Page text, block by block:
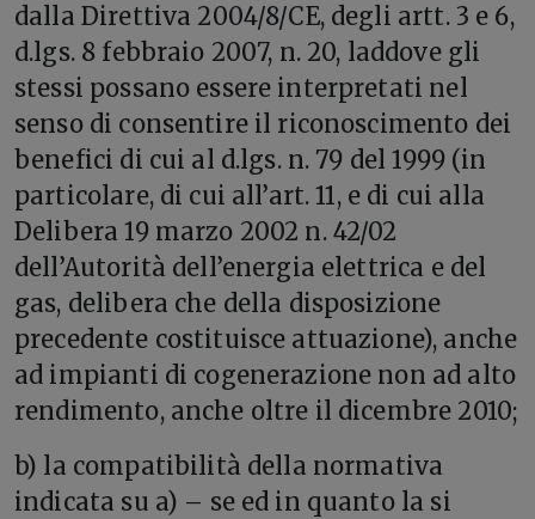
dalla Direttiva 2004/8/CE, degli artt. 3 e 6,
d.lgs. 8 febbraio 2007, n. 20, laddove gli
stessi possano essere interpretati nel
senso di consentire il riconoscimento dei
benefici di cui al d.lgs. n. 79 del 1999 (in
particolare, di cui all’art. 11, e di cui alla
Delibera 19 marzo 2002 n. 42/02
dell’Autorità dell’energia elettrica e del
gas, delibera che della disposizione
precedente costituisce attuazione), anche
ad impianti di cogenerazione non ad alto
rendimento, anche oltre il dicembre 2010;
b) la compatibilità della normativa
indicata su a) – se ed in quanto la si